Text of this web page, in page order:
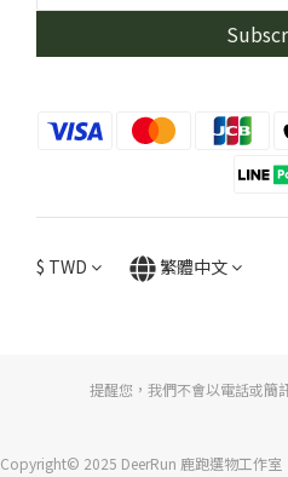
$ TWD 繁體中文
提醒您，我們不會以電話或簡
Copyright© 2025 DeerRun 鹿跑選物工作室